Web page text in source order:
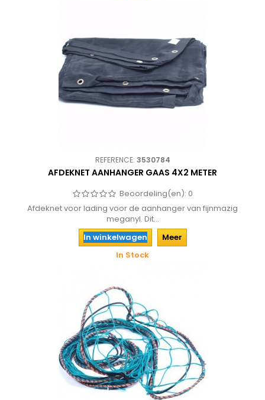
REFERENCE: 3530784
AFDEKNET AANHANGER GAAS 4X2 METER
Beoordeling(en): 0
Afdeknet voor lading voor de aanhanger van fijnmazig
meganyl. Dit...
In winkelwagen
Meer
In Stock